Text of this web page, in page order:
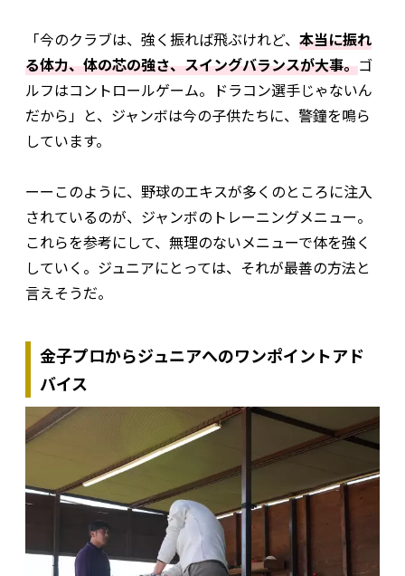
「今のクラブは、強く振れば飛ぶけれど、 本当に振れ
る体力、体の芯の強さ、スイングバランスが大事。ゴ
ルフはコントロールゲーム。ドラコン選手じゃないん
だから」と、ジャンボは今の子供たちに、警鐘を鳴ら
しています。
ーーこのように、野球のエキスが多くのところに注入
されているのが、ジャンボのトレーニングメニュー。
これらを参考にして、無理のないメニューで体を強く
していく。ジュニアにとっては、それが最善の方法と
言えそうだ。
金子プロからジュニアへのワンポイントアド
バイス